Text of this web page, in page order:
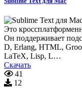
Это
Он поддерживает
D, Erlang, HTML,
LaTeX, Lisp, L…
Скачать
41
12